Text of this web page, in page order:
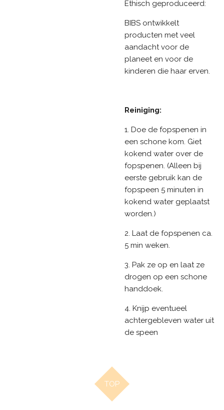
Ethisch geproduceerd:
BIBS ontwikkelt
producten met veel
aandacht voor de
planeet en voor de
kinderen die haar erven.
Reiniging:
1. Doe de fopspenen in
een schone kom. Giet
kokend water over de
fopspenen. (Alleen bij
eerste gebruik kan de
fopspeen 5 minuten in
kokend water geplaatst
worden.)
2. Laat de fopspenen ca.
5 min weken.
3. Pak ze op en laat ze
drogen op een schone
handdoek.
4. Knijp eventueel
achtergebleven water uit
de speen
TOP